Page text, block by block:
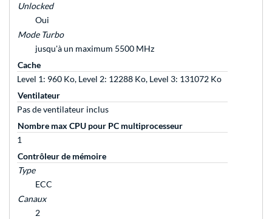
Unlocked
Oui
Mode Turbo
jusqu'à un maximum 5500 MHz
Cache
Level 1: 960 Ko, Level 2: 12288 Ko, Level 3: 131072 Ko
Ventilateur
Pas de ventilateur inclus
Nombre max CPU pour PC multiprocesseur
1
Contrôleur de mémoire
Type
ECC
Canaux
2